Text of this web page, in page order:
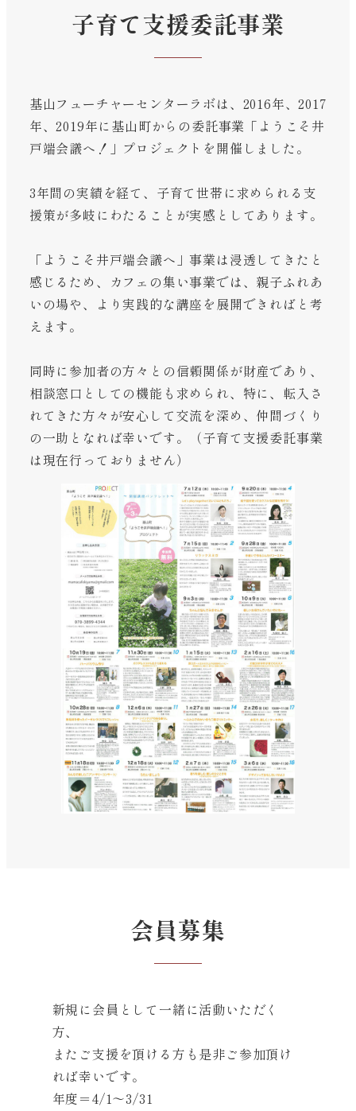
子育て支援委託事業
基山フューチャーセンターラボは、2016年、2017
年、2019年に基山町からの委託事業「ようこそ井
戸端会議へ！」プロジェクトを開催しました。
3年間の実績を経て、子育て世帯に求められる支
援策が多岐にわたることが実感としてあります。
「ようこそ井戸端会議へ」事業は浸透してきたと
感じるため、カフェの集い事業では、親子ふれあ
いの場や、より実践的な講座を展開できればと考
えます。
同時に参加者の方々との信頼関係が財産であり、
相談窓口としての機能も求められ、特に、転入さ
れてきた方々が安心して交流を深め、仲間づくり
の一助となれば幸いです。（子育て支援委託事業
は現在行っておりません）
会員募集
新規に会員として一緒に活動いただく
方、
またご支援を頂ける方も是非ご参加頂け
れば幸いです。
年度＝4/1〜3/31